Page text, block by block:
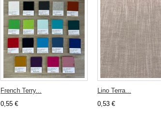
French Terry...
0,55 €
Lino Terra...
0,53 €